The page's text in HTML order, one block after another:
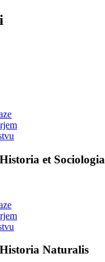
et Sociologia
Naturalis